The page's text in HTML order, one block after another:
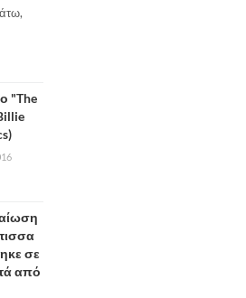
"The
σε
από